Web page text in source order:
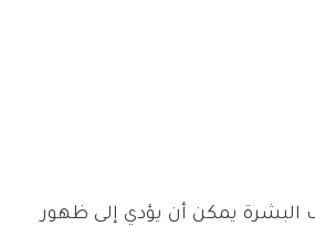
يمكن أن يؤدي إلى ظهور